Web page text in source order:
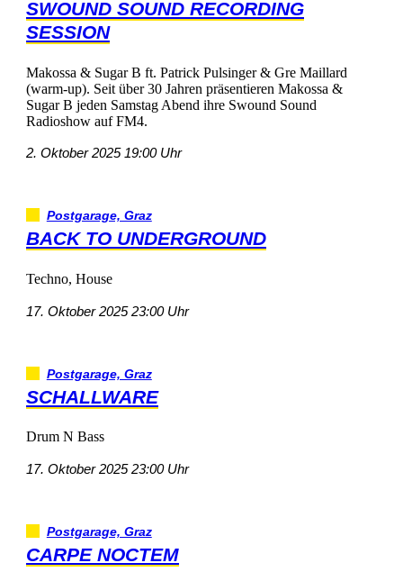
SWOUNDSOUNDRECORDING
SESSION
Makossa&SugarBft.PatrickPulsinger&GreMaillard
(warm-up).Seitüber30JahrenpräsentierenMakossa&
SugarBjedenSamstagAbendihreSwoundSound
RadioshowaufFM4.
2.Oktober202519:00Uhr
Postgarage,Graz
BACKTOUNDERGROUND
Techno,House
17.Oktober202523:00Uhr
Postgarage,Graz
SCHALLWARE
DrumNBass
17.Oktober202523:00Uhr
Postgarage,Graz
CARPENOCTEM